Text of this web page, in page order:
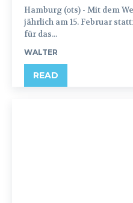
Hamburg (ots) - Mit dem Weltkinderkrebstag, der
jährlich am 15. Februar
für das...
WALTER
READ